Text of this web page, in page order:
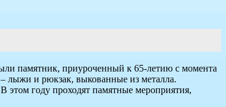
памятник, приуроченный к 65-летию с момента
– лыжи и рюкзак, выкованные из металла.
этом году проходят памятные мероприятия,